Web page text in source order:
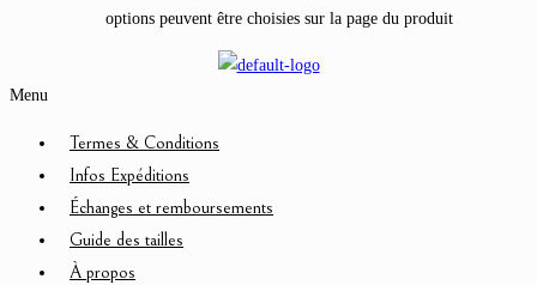
options peuvent être choisies sur la page du produit
Menu
Termes & Conditions
Infos Expéditions
Échanges et remboursements
Guide des tailles
À propos